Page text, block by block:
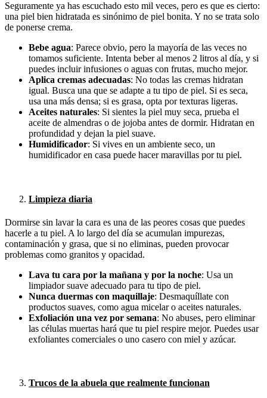
Seguramente ya has escuchado esto mil veces, pero es que es cierto:
una piel bien hidratada es sinónimo de piel bonita. Y no se trata solo
de ponerse crema.
Bebe agua: Parece obvio, pero la mayoría de las veces no
tomamos suficiente. Intenta beber al menos 2 litros al día, y si
puedes incluir infusiones o aguas con frutas, mucho mejor.
Aplica cremas adecuadas: No todas las cremas hidratan
igual. Busca una que se adapte a tu tipo de piel. Si es seca,
usa una más densa; si es grasa, opta por texturas ligeras.
Aceites naturales: Si sientes la piel muy seca, prueba el
aceite de almendras o de jojoba antes de dormir. Hidratan en
profundidad y dejan la piel suave.
Humidificador: Si vives en un ambiente seco, un
humidificador en casa puede hacer maravillas por tu piel.
Limpieza diaria
Dormirse sin lavar la cara es una de las peores cosas que puedes
hacerle a tu piel. A lo largo del día se acumulan impurezas,
contaminación y grasa, que si no eliminas, pueden provocar
problemas como granitos y opacidad.
Lava tu cara por la mañana y por la noche: Usa un
limpiador suave adecuado para tu tipo de piel.
Nunca duermas con maquillaje: Desmaquíllate con
productos suaves, como agua micelar o aceites naturales.
Exfoliación una vez por semana: No abuses, pero eliminar
las células muertas hará que tu piel respire mejor. Puedes usar
exfoliantes comerciales o uno casero con miel y azúcar.
Trucos de la abuela que realmente funcionan